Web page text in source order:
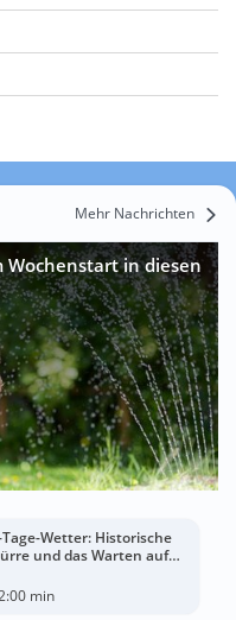
Mehr Nachrichten
Wochenstart in diesen
Wetter: Historische
und das Warten auf
min